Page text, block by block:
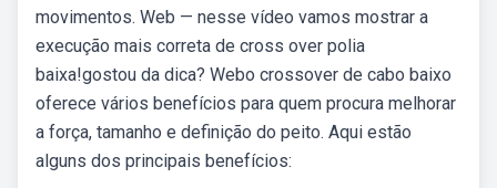
movimentos. Web — nesse vídeo vamos mostrar a
execução mais correta de cross over polia
baixa!gostou da dica? Webo crossover de cabo baixo
oferece vários benefícios para quem procura melhorar
a força, tamanho e definição do peito. Aqui estão
alguns dos principais benefícios: